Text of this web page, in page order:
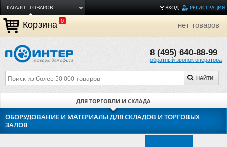
ВХОД РЕГИСТРАЦИЯ
КАТАЛОГ ТОВАРОВ
ДОСТАВКА
ОПЛАТА
ТОРГОВЫЕ МАРКИ
О КОМПАНИИ
ЗАДАТЬ ВОПРОС
Корзина 0 нет товаров
8 (495) 640-88-99
обратный звонок оператора
НАЙТИ
ДЛЯ ТОРГОВЛИ И СКЛАДА
ОБОРУДОВАНИЕ И МАТЕРИАЛЫ ДЛЯ СКЛАДОВ И ТОРГОВЫХ
ЗАЛОВ